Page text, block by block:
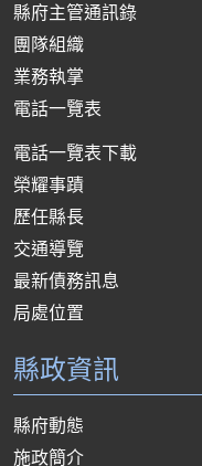
縣府主管通訊錄
團隊組織
業務執掌
電話一覽表
電話一覽表下載
榮耀事蹟
歷任縣長
交通導覽
最新債務訊息
局處位置
縣政資訊
縣府動態
施政簡介